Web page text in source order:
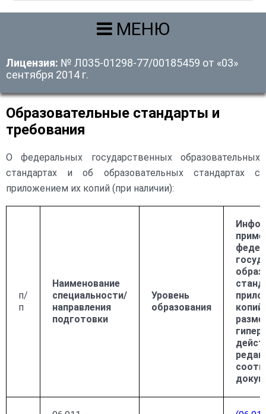
МЕНЮ
Лицензия: № Л035-01298-77/00185459 от «03»
сентября 2014 г.
Образовательные стандарты и
требования
О федеральных государственных образовательных
стандартах и об образовательных стандартах с
приложением их копий (при наличии):
п/
п
Наименование
специальности/
направления
подготовки
Уровень
образования
копий